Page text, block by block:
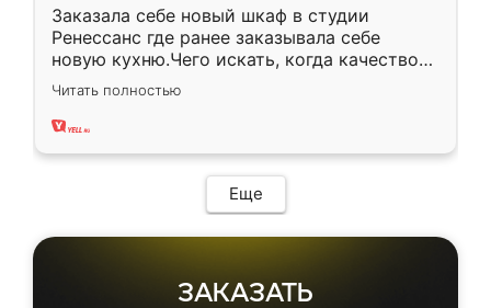
Заказала себе новый шкаф в студии
Ренессанс где ранее заказывала себе
новую кухню.Чего искать, когда качеством
вполне довольна. Служит кухня уже почти
два года, нареканий нет.
Читать полностью
Еще
ЗАКАЗАТЬ